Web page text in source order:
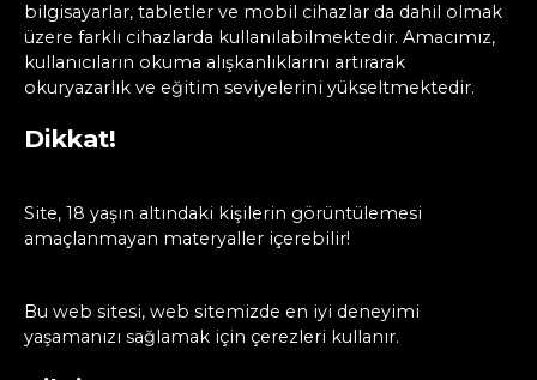
bilgisayarlar, tabletler ve mobil cihazlar da dahil olmak
üzere farklı cihazlarda kullanılabilmektedir. Amacımız,
kullanıcıların okuma alışkanlıklarını artırarak
okuryazarlık ve eğitim seviyelerini yükseltmektedir.
Dikkat!
Site, 18 yaşın altındaki kişilerin görüntülemesi
amaçlanmayan materyaller içerebilir!
Bu web sitesi, web sitemizde en iyi deneyimi
yaşamanızı sağlamak için çerezleri kullanır.